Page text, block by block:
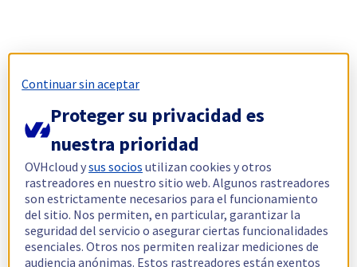
Continuar sin aceptar
Proteger su privacidad es
nuestra prioridad
OVHcloud ysus socios utilizan cookies y otros
rastreadores en nuestro sitio web. Algunos rastreadores
son estrictamente necesarios para el funcionamiento
del sitio. Nos permiten, en particular, garantizar la
seguridad del servicio o asegurar ciertas funcionalidades
esenciales. Otros nos permiten realizar mediciones de
audiencia anónimas. Estos rastreadores están exentos